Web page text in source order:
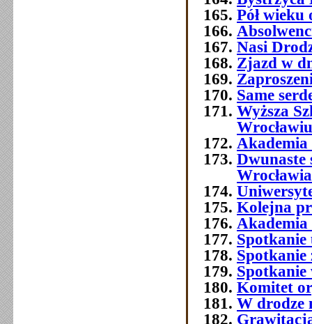
Pół
Nasi
Zjazd w
Same
Wyższa
Wrocławiu
Dwunaste
Wrocławia
Kolejna
Akademia
Spotkanie
Spotkanie
Spotkanie
Komitet
W drodze